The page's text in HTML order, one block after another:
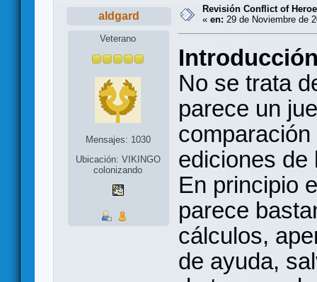
aldgard
Veterano
Mensajes: 1030
Ubicación: VIKINGO
colonizando
Revisión Conflict of
« en: 29 de Noviembre de
No se trata
parece un
ediciones de
En principio
parece
cálculos,
de ayuda,